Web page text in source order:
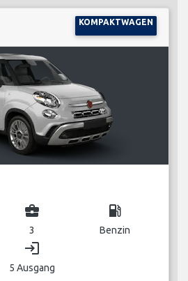
KOMPAKTWAGEN
business_center
3
local_gas_station
Benzin
login
5 Ausgang